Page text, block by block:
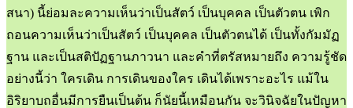
สนา) นี้ย่อมละความเห็นว่าเป็นสัตว์ เป็นบุคคล เป็นตัวตน เพิก
ถอนความเห็นว่าเป็นสัตว์ เป็นบุคคล เป็นตัวตนได้ เป็นทั้งกัมมัฏ
ฐาน และเป็นสติปัฏฐานภาวนา และคำที่ตรัสหมายถึง ความรู้ชัด
อย่างนี้ว่า ใครเดิน การเดินของใคร เดินได้เพราะอะไร แม้ใน
อิริยาบถอื่นมีการยืนเป็นต้น ก็นัยนี้เหมือนกัน จะวินิจฉัยในปัญหา